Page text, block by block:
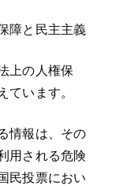
障と民主主義
上の人権保
います。
情報は、その
用される危険
民投票におい